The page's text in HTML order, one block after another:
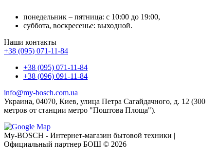
понедельник – пятница: с 10:00 до 19:00,
суббота, воскресенье: выходной.
Наши контакты
+38 (095) 071-11-84
+38 (095) 071-11-84
+38 (096) 091-11-84
info@my-bosch.com.ua
Украина, 04070, Киев, улица Петра Сагайдачного, д. 12 (300
метров от станции метро "Поштова Площа").
My-BOSCH - Интернет-магазин бытовой техники |
Официальный партнер БОШ © 2026